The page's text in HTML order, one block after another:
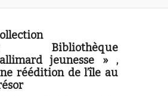
Bibliothèque
jeunesse » ,
réédition de l’île au